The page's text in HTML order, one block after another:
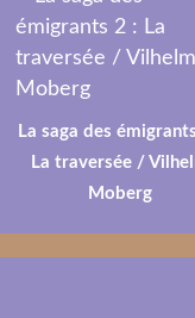
La saga des
La traversée /
Moberg